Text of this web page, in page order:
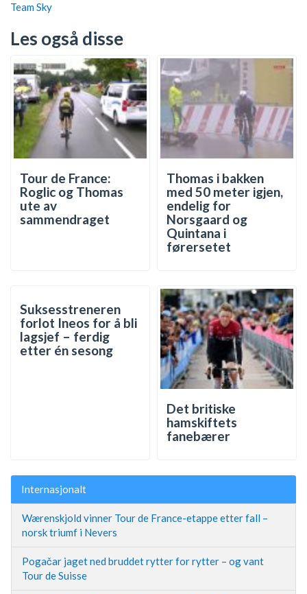
Team Sky
Les også disse
Tour de France:
Roglic og Thomas
ute av
sammendraget
Thomas i bakken
med 50 meter igjen,
endelig for
Norsgaard og
Quintana i
førersetet
Suksesstreneren
forlot Ineos for å bli
lagsjef – ferdig
etter én sesong
Det britiske
hamskiftets
fanebærer
Internasjonalt
Wærenskjold vinner Tour de France-etappe etter fall –
norsk triumf i Nevers
Pogačar jaget ned bruddet rytter for rytter – og vant
Tour de Suisse